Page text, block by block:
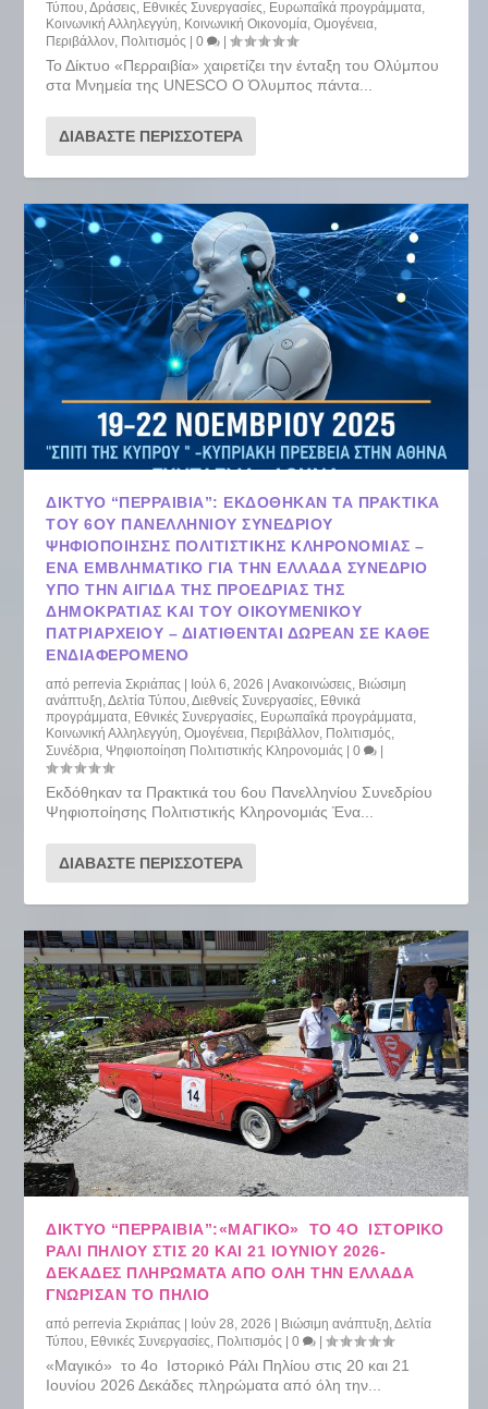
Τύπου ,Δράσεις Εθνικές Συνεργασίες Ευρωπαΐκά προγράμματα
Κοινωνική Αλληλεγγύη Κοινωνική Οικονομία ,Ομογένεια
Περιβάλλον Πολιτισμός |0 |
Το Δίκτυο «Περραιβία» χαιρετίζει την ένταξη του Ολύμπου
στα Μνημεία της UNESCO Ο Όλυμπος πάντα...
ΔΙΑΒΆΣΤΕ ΠΕΡΙΣΣΌΤΕΡΑ
ΔΙΚΤΥΟ “ΠΕΡΡΑΙΒΙΑ”: ΕΚΔΌΘΗΚΑΝ ΤΑ ΠΡΑΚΤΙΚΆ
ΤΟΥ 6ΟΥ ΠΑΝΕΛΛΗΝΊΟΥ ΣΥΝΕΔΡΊΟΥ
ΨΗΦΙΟΠΟΊΗΣΗΣ ΠΟΛΙΤΙΣΤΙΚΉΣ ΚΛΗΡΟΝΟΜΙΆΣ –
ΈΝΑ ΕΜΒΛΗΜΑΤΙΚΌ ΓΙΑ ΤΗΝ ΕΛΛΆΔΑ ΣΥΝΈΔΡΙΟ
ΥΠΌ ΤΗΝ ΑΙΓΊΔΑ ΤΗΣ ΠΡΟΕΔΡΊΑΣ ΤΗΣ
ΔΗΜΟΚΡΑΤΊΑΣ ΚΑΙ ΤΟΥ ΟΙΚΟΥΜΕΝΙΚΟΎ
ΠΑΤΡΙΑΡΧΕΊΟΥ – ΔΙΑΤΊΘΕΝΤΑΙ ΔΩΡΕΆΝ ΣΕ ΚΆΘΕ
ΕΝΔΙΑΦΕΡΌΜΕΝΟ
απόperrevia Σκριάπας | Ιούλ 6, 2026 |Ανακοινώσεις Βιώσιμη
ανάπτυξη ,Δελτία Τύπου ,Διεθνείς Συνεργασίες Εθνικά
προγράμματα Εθνικές Συνεργασίες Ευρωπαΐκά προγράμματα
Κοινωνική Αλληλεγγύη ,Ομογένεια Περιβάλλον Πολιτισμός
Συνέδρια Ψηφιοποίηση Πολιτιστικής Κληρονομιάς |0 |
Εκδόθηκαν τα Πρακτικά του 6ου Πανελληνίου Συνεδρίου
Ψηφιοποίησης Πολιτιστικής Κληρονομιάς Ένα...
ΔΙΑΒΆΣΤΕ ΠΕΡΙΣΣΌΤΕΡΑ
ΔΙΚΤΥΟ “ΠΕΡΡΑΙΒΙΑ”:«ΜΑΓΙΚΌ» ΤΟ 4Ο ΙΣΤΟΡΙΚΌ
ΡΆΛΙ ΠΗΛΊΟΥ ΣΤΙΣ 20 ΚΑΙ 21 ΙΟΥΝΊΟΥ 2026-
ΔΕΚΆΔΕΣ ΠΛΗΡΏΜΑΤΑ ΑΠΌ ΌΛΗ ΤΗΝ ΕΛΛΆΔΑ
ΓΝΏΡΙΣΑΝ ΤΟ ΠΉΛΙΟ
απόperrevia Σκριάπας Ιούν 28, 2026 Βιώσιμη ανάπτυξη,Δελτία
Τύπου, Εθνικές Συνεργασίες, Πολιτισμός |0 |
«Μαγικό» το 4ο Ιστορικό Ράλι Πηλίου στις 20 και 21
Ιουνίου 2026 Δεκάδες πληρώματα από όλη την...